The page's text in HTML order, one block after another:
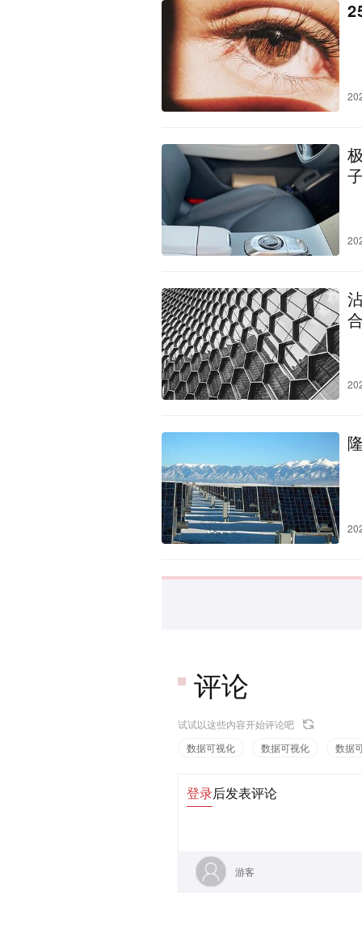
评论
试试以这些内容开始评论吧
数据可视化
数据可视化 数据
登录后发表评论
游客